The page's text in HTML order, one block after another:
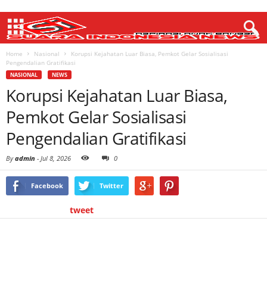
Home Nasional
Korupsi Kejahatan Luar Biasa, Pemkot Gelar Sosialisasi
Pengendalian Gratifikasi
NASIONAL NEWS
Korupsi Kejahatan Luar Biasa,
Pemkot Gelar Sosialisasi
Pengendalian Gratifikasi
Byadmin - Jul 8, 2026 0
Facebook Twitter
tweet